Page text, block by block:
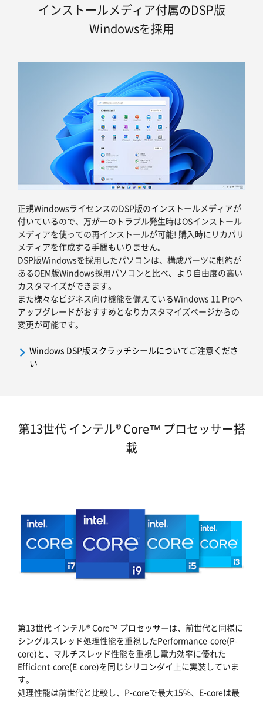
インストールメディア付属のDSP版
Windowsを採用
正規WindowsライセンスのDSP版のインストールメディアが
付いているので、万が一のトラブル発生時はOSインストール
メディアを使っての再インストールが可能! 購入時にリカバリ
メディアを作成する手間もいりません。
DSP版Windowsを採用したパソコンは、構成パーツに制約が
あるOEM版Windows採用パソコンと比べ、より自由度の高い
カスタマイズができます。
また様々なビジネス向け機能を備えているWindows 11 Proへ
アップグレードがおすすめとなりカスタマイズページからの
変更が可能です。
Windows DSP版スクラッチシールについてご注意くださ
い
第13世代 インテル® Core™ プロセッサー搭
載
第13世代 インテル® Core™ プロセッサーは、前世代と同様に
シングルスレッド処理性能を重視したPerformance-core(P-
core)と、マルチスレッド性能を重視し電力効率に優れた
Efficient-core(E-core)を同じシリコンダイ上に実装していま
す。
処理性能は前世代と比較し、P-coreで最大15%、E-coreは最